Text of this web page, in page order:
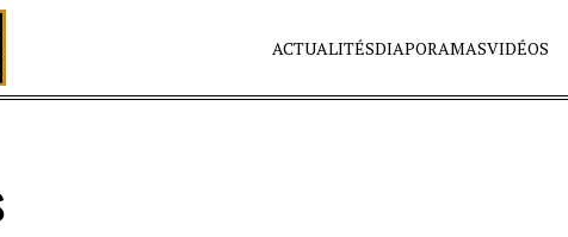
ACTUALITÉSDIAPORAMASVIDÉOS